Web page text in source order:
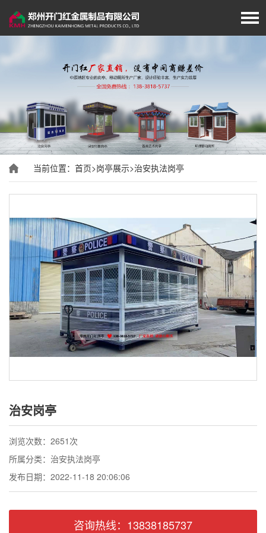
首页
厂家简介
岗亭展示
移动厕所
旗杆展示
垃圾分类房/亭
经典案例
新闻资讯
联系我们
当前位置： 首页>岗亭展示>治安执法岗亭
治安岗亭
浏览次数：2651次
所属分类：治安执法岗亭
发布日期：2022-11-18 20:06:06
咨询热线：13838185737